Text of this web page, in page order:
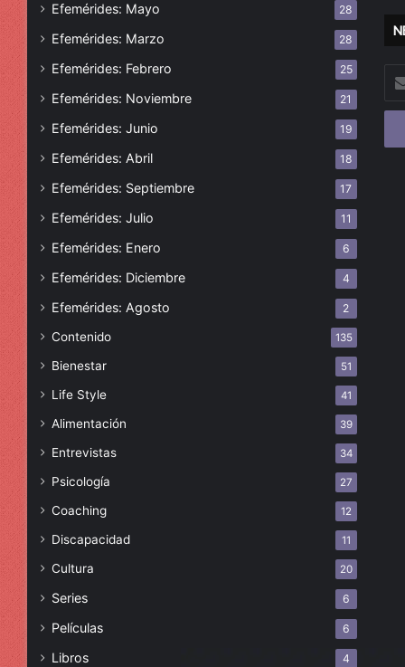
Efemérides: Mayo 28
Efemérides: Marzo 28
Efemérides: Febrero 25
Efemérides: Noviembre 21
Efemérides: Junio 19
Efemérides: Abril 18
Efemérides: Septiembre 17
Efemérides: Julio 11
Efemérides: Enero 6
Efemérides: Diciembre 4
Efemérides: Agosto 2
Contenido 135
Bienestar 51
Life Style 41
Alimentación 39
Entrevistas 34
Psicología 27
Coaching 12
Discapacidad 11
Cultura 20
Series 6
Películas 6
Libros 4